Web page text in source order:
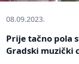
08.09.2023.
Prije tačno pola
Gradski muzički